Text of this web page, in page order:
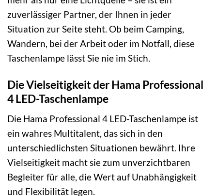
zuverlässiger Partner, der Ihnen in jeder
Situation zur Seite steht. Ob beim Camping,
Wandern, bei der Arbeit oder im Notfall, diese
Taschenlampe lässt Sie nie im Stich.
Die Vielseitigkeit der Hama Professional
4 LED-Taschenlampe
Die Hama Professional 4 LED-Taschenlampe ist
ein wahres Multitalent, das sich in den
unterschiedlichsten Situationen bewährt. Ihre
Vielseitigkeit macht sie zum unverzichtbaren
Begleiter für alle, die Wert auf Unabhängigkeit
und Flexibilität legen.